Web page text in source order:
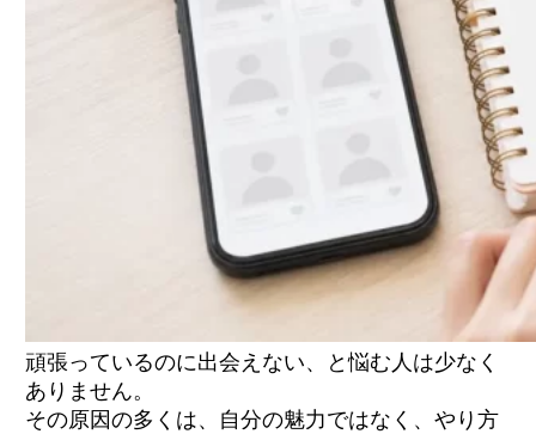
頑張っているのに出会えない、と悩む人は少なく
ありません。
その原因の多くは、自分の魅力ではなく、やり方